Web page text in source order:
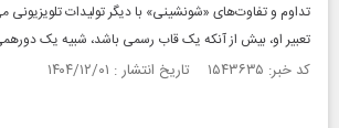
تداوم و تفاوت‌های «شونشینی» با دیگر تولیدات تلویزیونی
تعبیر او، بیش از آنکه یک قاب رسمی باشد، شبیه یک
کد خبر: ۱۵۴۳۶۳۵ تاریخ انتشار : ۱۴۰۴/۱۲/۰۱